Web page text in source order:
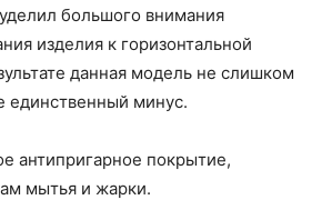
большого внимания
изделия к горизонтальной
данная модель не слишком
единственный минус.
антипригарное покрытие,
мытья и жарки.